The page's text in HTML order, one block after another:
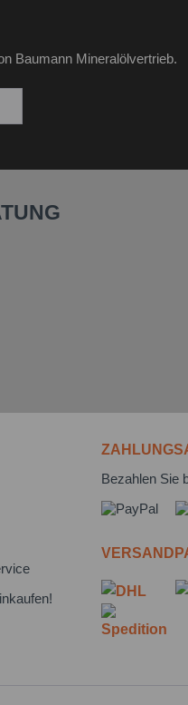
Baumann Mineralölvertrieb.
Bezahlen Sie